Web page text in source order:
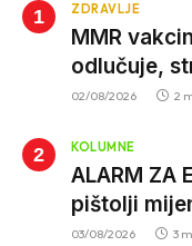
ZDRAVLJE
MMR
odlučuje,
vjeruju
02/08/2026 2
KOLUMNE
ALARM ZA
pištolji
istrage
03/08/2026 3